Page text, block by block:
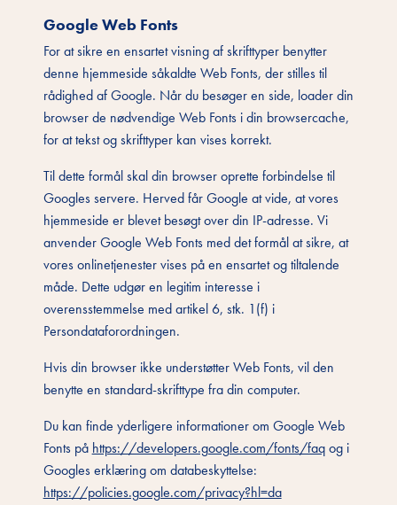
Google Web Fonts
For at sikre en ensartet visning af skrifttyper benytter
denne hjemmeside såkaldte Web Fonts, der stilles til
rådighed af Google. Når du besøger en side, loader din
browser de nødvendige Web Fonts i din browsercache,
for at tekst og skrifttyper kan vises korrekt.
Til dette formål skal din browser oprette forbindelse til
Googles servere. Herved får Google at vide, at vores
hjemmeside er blevet besøgt over din IP-adresse. Vi
anvender Google Web Fonts med det formål at sikre, at
vores onlinetjenester vises på en ensartet og tiltalende
måde. Dette udgør en legitim interesse i
overensstemmelse med artikel 6, stk. 1(f) i
Persondataforordningen.
Hvis din browser ikke understøtter Web Fonts, vil den
benytte en standard-skrifttype fra din computer.
Du kan finde yderligere informationer om Google Web
Fonts på https://developers.google.com/fonts/faqog i
Googles erklæring om databeskyttelse:
https://policies.google.com/privacy?hl=da